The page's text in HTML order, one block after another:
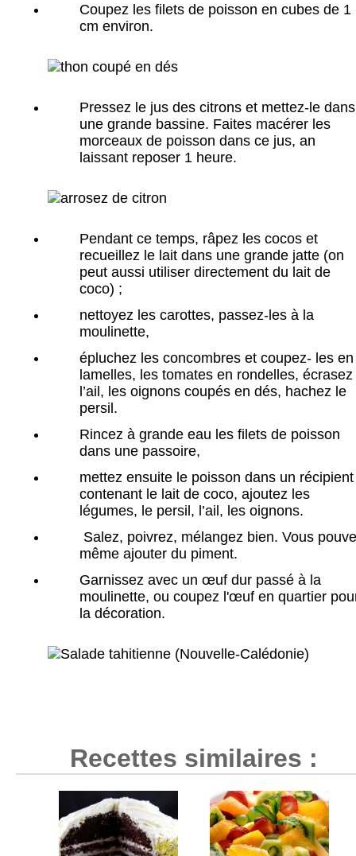
Coupez les filets de poisson en cubes de 1
cm environ.
Pressez le jus des citrons et mettez-le dans
une grande bassine. Faites macérer les
morceaux de poisson dans ce jus, an
laissant reposer 1 heure.
Pendant ce temps, râpez les cocos et
recueillez le lait dans une grande jatte (on
peut aussi utiliser directement du lait de
coco) ;
nettoyez les carottes, passez-les à la
moulinette,
épluchez les concombres et coupez- les en
lamelles, les tomates en rondelles, écrasez
l’ail, les oignons coupés en dés, hachez le
persil.
Rincez à grande eau les filets de poisson
dans une passoire,
mettez ensuite le poisson dans un récipient
contenant le lait de coco, ajoutez les
légumes, le persil, l’ail, les oignons.
Salez, poivrez, mélangez bien. Vous
même ajouter du piment.
Garnissez avec un œuf dur passé à la
moulinette, ou coupez l'œuf en quartier
la décoration.
Recettes similaires :